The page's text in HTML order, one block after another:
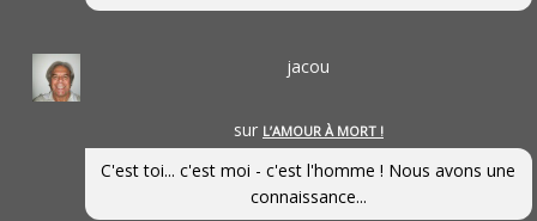
jacou
sur L’AMOUR À MORT !
C'est toi... c'est moi - c'est l'homme ! Nous avons une
connaissance...